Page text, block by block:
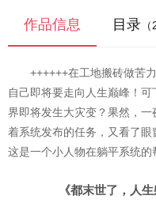
作品信息 目录
++++++在工地搬砖做苦
自己即将要走向人生巅峰！
界即将发生大灾变？果然，
着系统发布的任务，又看了眼
这是一个小人物在躺平系统的
《都末世了，人